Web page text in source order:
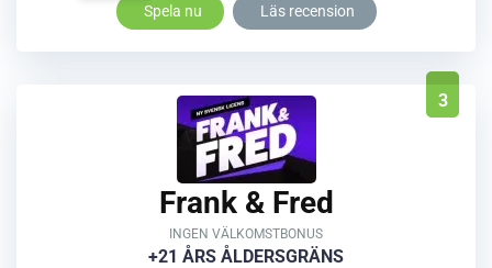
Spela nu Läs recension
3
Frank & Fred
INGEN VÄLKOMSTBONUS
+21 ÅRS ÅLDERSGRÄNS